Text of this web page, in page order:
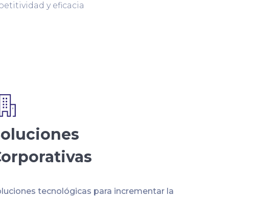
y eficacia
tecnológicas para incrementar la